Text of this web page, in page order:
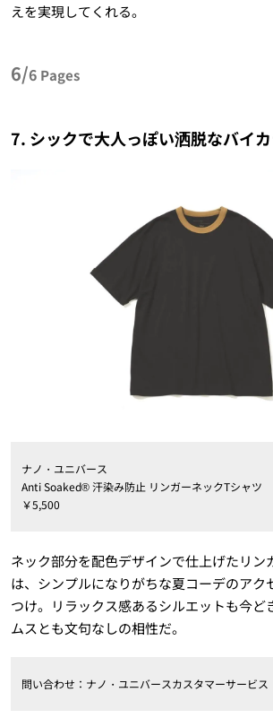
えを実現してくれる。
6/6 Pages
7. シックで大人っぽい洒脱なバイカ
ナノ・ユニバース
Anti Soaked® 汗染み防止 リンガーネックTシャツ
￥5,500
ネック部分を配色デザインで仕上げたリン
は、シンプルになりがちな夏コーデのアク
つけ。リラックス感あるシルエットも今ど
ムスとも文句なしの相性だ。
問い合わせ：ナノ・ユニバースカスタマーサービ